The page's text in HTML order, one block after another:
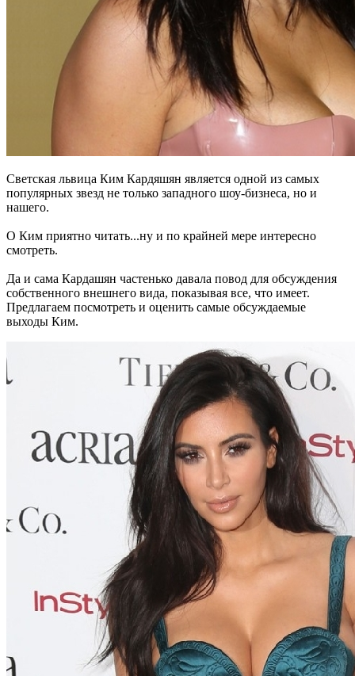
Светская львица Ким Кардяшян является одной из самых
популярных звезд не только западного шоу-бизнеса, но и
нашего.
О Ким приятно читать...ну и по крайней мере интересно
смотреть.
Да и сама Кардашян частенько давала повод для обсуждения
собственного внешнего вида, показывая все, что имеет.
Предлагаем посмотреть и оценить самые обсуждаемые
выходы Ким.